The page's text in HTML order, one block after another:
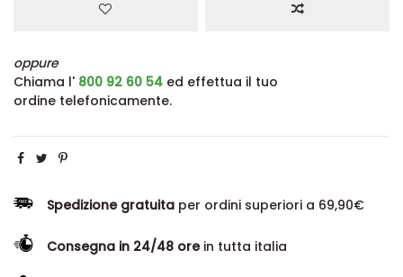
oppure
Chiama l' 800 92 60 54 ed effettua il tuo
ordine telefonicamente.
Spedizione gratuita per ordini superiori a 69,90€
Consegna in 24/48 orein tutta italia